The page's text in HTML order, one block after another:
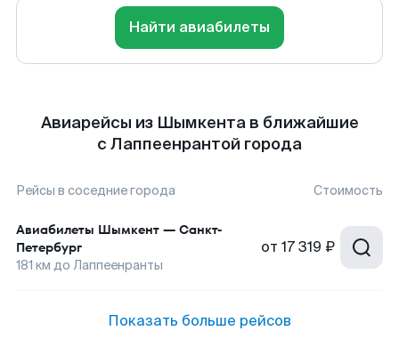
Найти авиабилеты
Авиарейсы из Шымкента в ближайшие
с Лаппеенрантой города
Рейсы в соседние города Стоимость
Авиабилеты Шымкент — Санкт-
Петербург
181 км до Лаппеенранты
от 17 319 ₽
Показать больше рейсов